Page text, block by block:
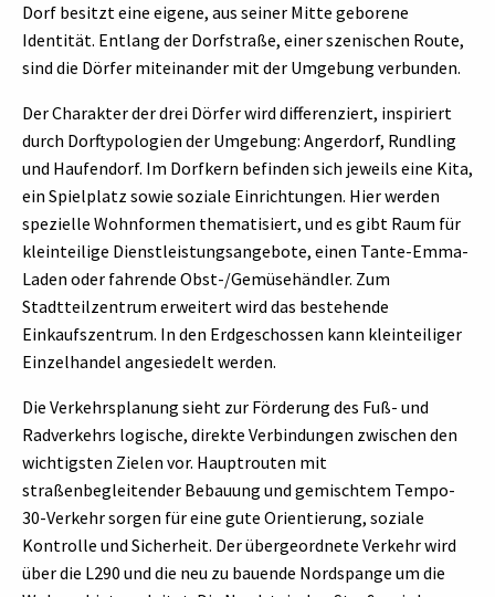
Dorf besitzt eine eigene, aus seiner Mitte geborene
Identität. Entlang der Dorfstraße, einer szenischen Route,
sind die Dörfer miteinander mit der Umgebung verbunden.
Der Charakter der drei Dörfer wird differenziert, inspiriert
durch Dorftypologien der Umgebung: Angerdorf, Rundling
und Haufendorf. Im Dorfkern befinden sich jeweils eine Kita,
ein Spielplatz sowie soziale Einrichtungen. Hier werden
spezielle Wohnformen thematisiert, und es gibt Raum für
kleinteilige Dienstleistungsangebote, einen Tante-Emma-
Laden oder fahrende Obst-/Gemüsehändler. Zum
Stadtteilzentrum erweitert wird das bestehende
Einkaufszentrum. In den Erdgeschossen kann kleinteiliger
Einzelhandel angesiedelt werden.
Die Verkehrsplanung sieht zur Förderung des Fuß- und
Radverkehrs logische, direkte Verbindungen zwischen den
wichtigsten Zielen vor. Hauptrouten mit
straßenbegleitender Bebauung und gemischtem Tempo-
30-Verkehr sorgen für eine gute Orientierung, soziale
Kontrolle und Sicherheit. Der übergeordnete Verkehr wird
über die L290 und die neu zu bauende Nordspange um die